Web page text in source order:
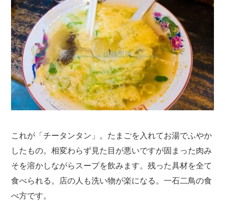
これが「チータンタン」。たまごを入れてお湯でふやか
したもの。相変わらず見た目が悪いですが固まった肉み
そを溶かしながらスープを飲みます。残った具材を全て
食べられる。店の人も洗い物が楽になる。一石二鳥の食
べ方です。